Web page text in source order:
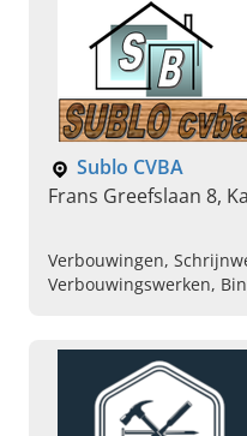
Sublo CVBA
Frans Greefslaan 8,
Verbouwingen,
Verbouwingswerken,